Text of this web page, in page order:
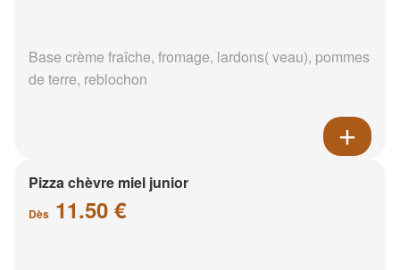
Base crème fraîche, fromage, lardons( veau), pommes
de terre, reblochon
Pizza chèvre miel junior
Dès 11.50 €